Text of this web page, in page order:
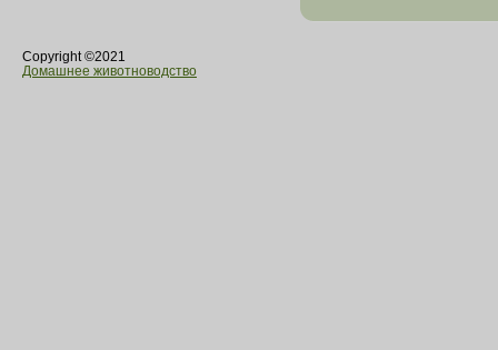
Copyright ©2021
Домашнее животноводство